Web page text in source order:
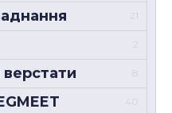
21
2
верстати 8
40